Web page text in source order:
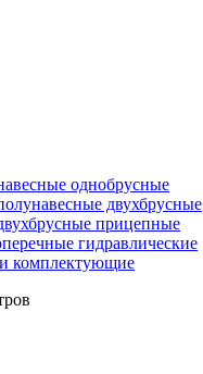
однобрусные
двухбрусные
прицепные
гидравлические
комплектующие